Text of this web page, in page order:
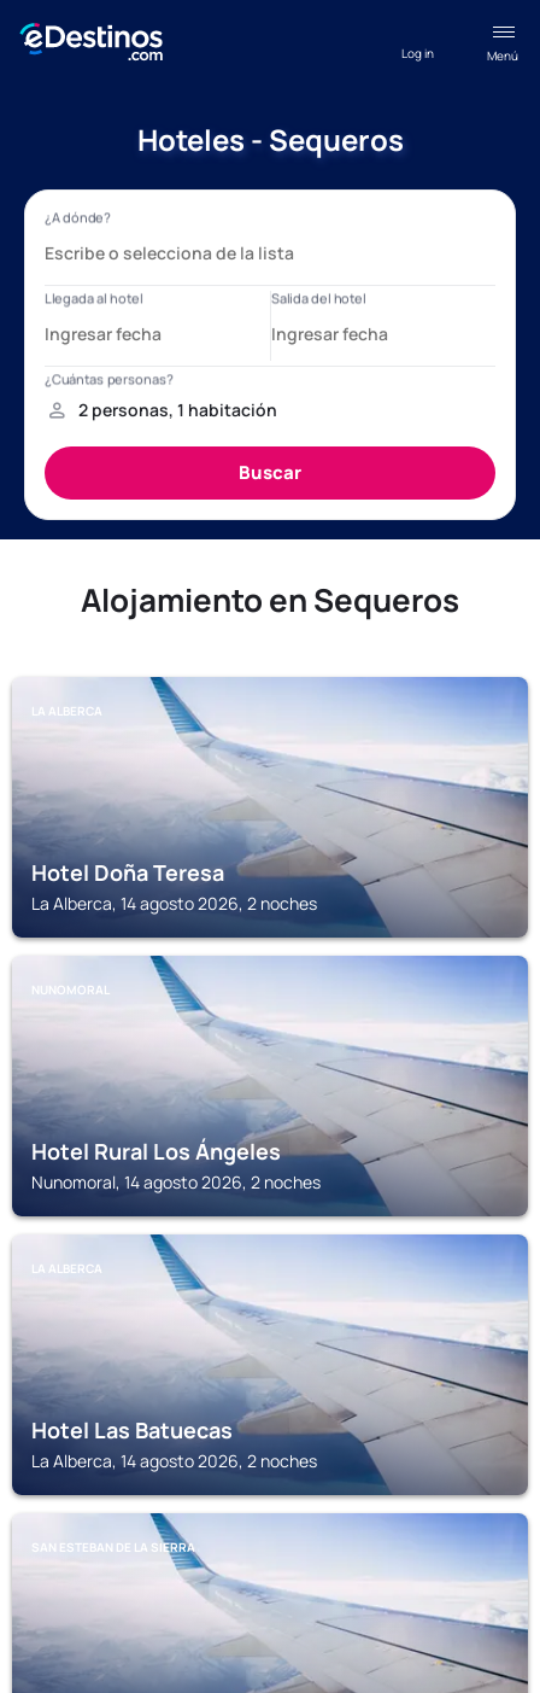
Menú
Log in
Hoteles - Sequeros
Alojamiento en Sequeros
LA ALBERCA
Hotel Doña Teresa
La Alberca, 14 agosto 2026, 2 noches
NUNOMORAL
Hotel Rural Los Ángeles
Nunomoral, 14 agosto 2026, 2 noches
LA ALBERCA
Hotel Las Batuecas
La Alberca, 14 agosto 2026, 2 noches
SAN ESTEBAN DE LA SIERRA